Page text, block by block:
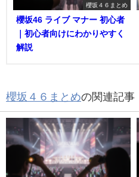
櫻坂４６まとめ
櫻坂46 ライブ マナー 初心者
｜初心者向けにわかりやすく
解説
櫻坂４６まとめの関連記事